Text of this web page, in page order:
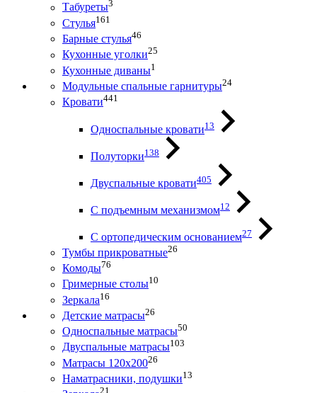
Табуреты3
Стулья161
Барные стулья46
Кухонные уголки25
Кухонные диваны1
Модульные спальные гарнитуры24
Кровати441
Односпальные кровати13
Полуторки138
Двуспальные кровати405
С подъемным механизмом12
С ортопедическим основанием27
Тумбы прикроватные26
Комоды76
Гримерные столы10
Зеркала16
Детские матрасы26
Односпальные матрасы50
Двуспальные матрасы103
Матрасы 120х20026
Наматрасники, подушки13
21